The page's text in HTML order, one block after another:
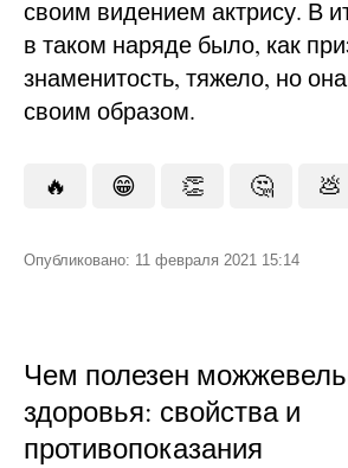
своим видением актрису. В
в таком наряде было, как
знаменитость, тяжело, но
своим образом.
🔥 😁 👏 🤔 💩
Опубликовано: 11 февраля 2021 15:14
Чем полезен
здоровья: свойства и
противопоказания